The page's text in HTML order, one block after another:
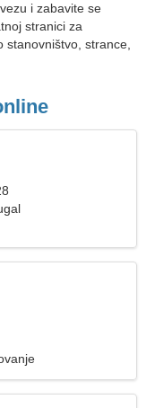
i zabavite se
stranici za
stanovništvo, strance,